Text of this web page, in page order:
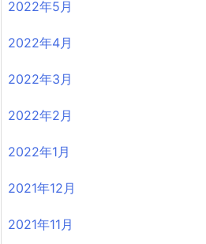
2022年5月
2022年4月
2022年3月
2022年2月
2022年1月
2021年12月
2021年11月